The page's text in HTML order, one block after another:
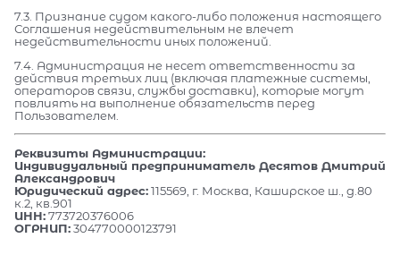
7.3. Признание судом какого-либо положения настоящего
Соглашения недействительным не влечет
недействительности иных положений.
7.4. Администрация не несет ответственности за
действия третьих лиц (включая платежные системы,
операторов связи, службы доставки), которые могут
повлиять на выполнение обязательств перед
Пользователем.
Реквизиты Администрации:
Индивидуальный предприниматель Десятов Дмитрий
Александрович
Юридический адрес:115569, г. Москва, Каширское ш., д.80
к.2, кв.901
ИНН:773720376006
ОГРНИП:304770000123791